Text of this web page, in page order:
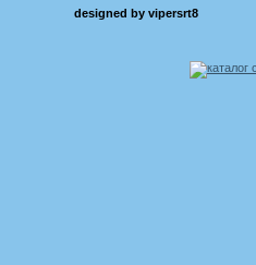
designed by vipersrt8